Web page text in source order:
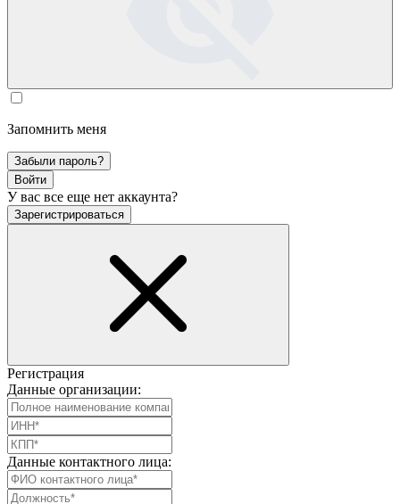
Запомнить меня
Забыли пароль?
Войти
У вас все еще нет аккаунта?
Зарегистрироваться
Регистрация
Данные организации:
Данные контактного лица: